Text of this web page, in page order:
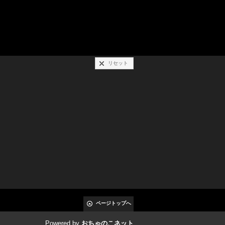
リセット
ページトップへ
Powered by おちゃのこネット